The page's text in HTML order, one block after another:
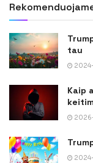
tau
2024-
Kaip
2024-